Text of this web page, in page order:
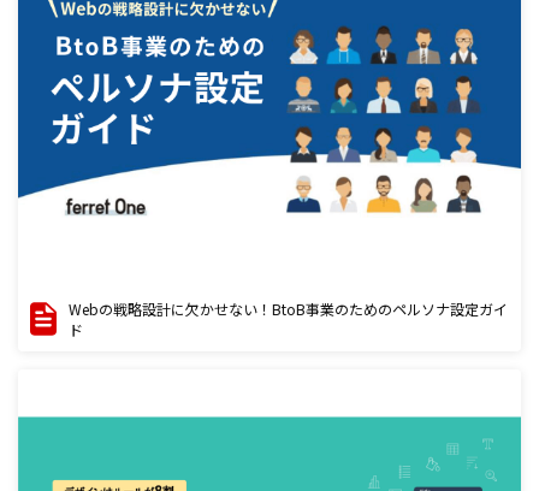
Webの戦略設計に欠かせない！BtoB事業のためのペルソナ設定ガイ
ド